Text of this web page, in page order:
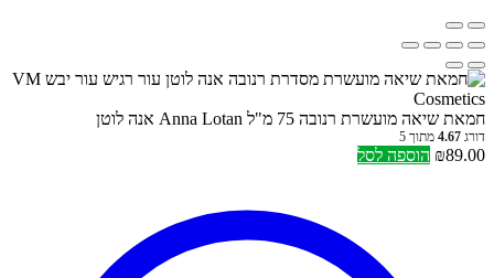
חמאת שיאה מועשרת רנובה 75 מ"ל Anna Lotan אנה לוטן
דורג 4.67 מתוך 5
₪89.00 הוספה לסל